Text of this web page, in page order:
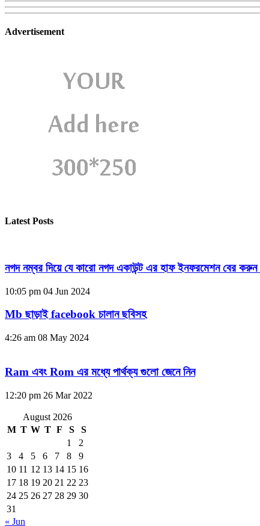
Advertisement
Latest Posts
নগদ নম্বর দিয়ে যে কারো নগদ একাউন্ট এর হাফ ইনফরমেশন বের
10:05 pm 04 Jun 2024
Mb ছাড়াই facebook চালান ছবিসহ
4:26 am 08 May 2024
Ram এবং Rom এর মধ্যে পার্থক্য গুলো জেনে নিন
12:20 pm 26 Mar 2022
August 2026
M T W T F S
S
1
2
3
4 5 6 7 8
9
10 11 12 13 14 15 16
17 18 19 20 21 22 23
24 25 26 27 28 29 30
31
« Jun